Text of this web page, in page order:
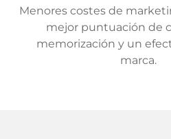
Menores costes de
mejor puntuación de
memorización y un
marca.